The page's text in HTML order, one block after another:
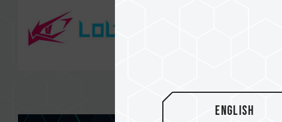
English